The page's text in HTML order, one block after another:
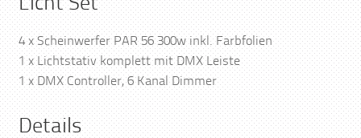
Licht Set
4 x Scheinwerfer PAR 56 300w inkl. Farbfolien
1 x Lichtstativ komplett mit DMX Leiste
1 x DMX Controller, 6 Kanal Dimmer
Details